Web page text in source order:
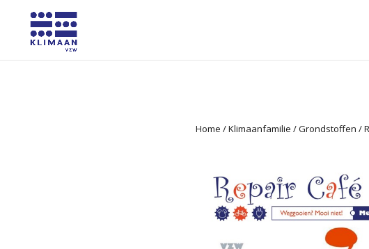
Home /Klimaanfamilie /Grondstoffen /